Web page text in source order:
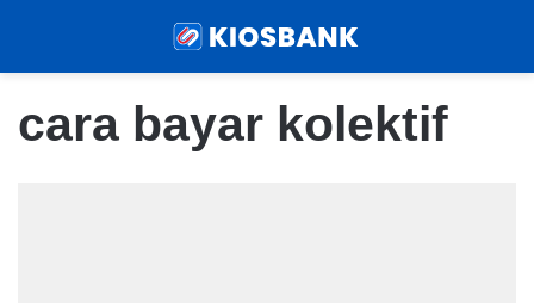
cara bayar kolektif